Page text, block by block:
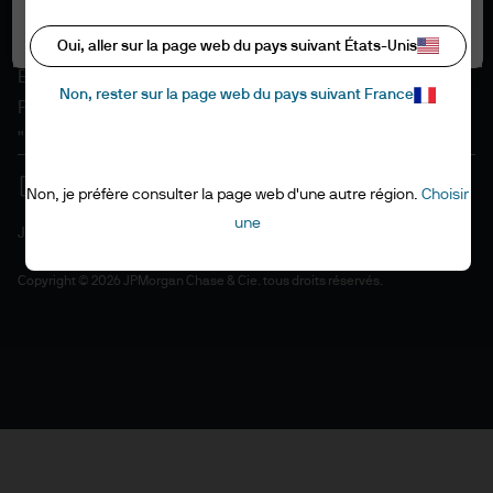
Accessibilité
EMEA remuneration policy
Plan du site
"Stewardship" de l'investissement
J.P. Morgan
Copyright © 2026 JPMorgan Chase & Cie. tous droits réservés.
Oui, aller sur la page web du pays suivant États-Unis
Non, rester sur la page web du pays suivant France
Non, je préfère consulter la page web d'une autre région. Choisir
une
Tout autoriser